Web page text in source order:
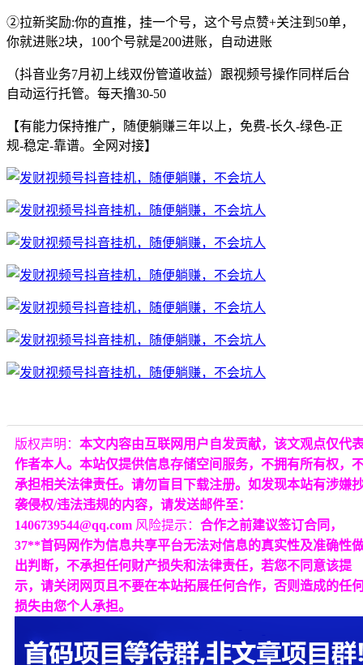
②拉新奖励:你的直推，挂一个号，这个号点赞+关注到50单，
你就进账2块，100个号就是200进账，自动进账
（抖音业务7月初上线双份管道收益）跟视频号操作同样后台
自动运行托管。每天撸30-50
【有能力保持推广，随便躺赚三年以上，免费-长久-绿色-正
规-稳定-靠谱。全网对接】
版权声明： 本文内容由互联网用户自发贡献，该文观点仅代
作者本人。本站仅提供信息存储空间服务，不拥有所有权，
承担相关法律责任。请勿盲目下载注册。如发现本站有涉嫌
袭侵权/违法违规的内容，请发送邮件至：
1406739544@qq.com 风险提示： 合作之前建议签订合同，
37**首码网作为信息共享平台无法对信息的真实性及准确性
出判断，不承担任何财产损失和法律责任，若您不同意该提
示，请关闭网页且不要在本站拓展任何合作，否则造成的任
损失由您个人承担。